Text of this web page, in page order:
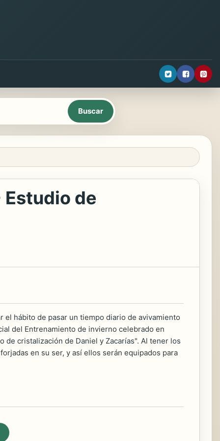
Estudio de
hábito de pasar un tiempo diario de avivamiento
del Entrenamiento de invierno celebrado en
de cristalización de Daniel y Zacarías". Al tener los
en su ser, y así ellos serán equipados para